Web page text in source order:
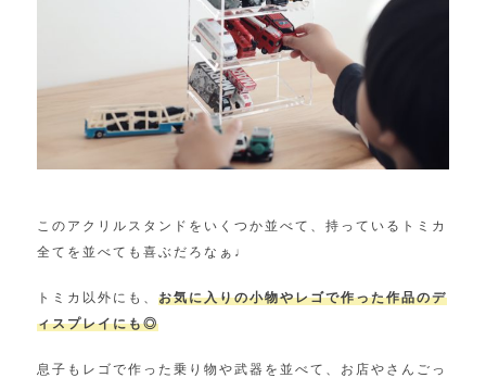
このアクリルスタンドをいくつか並べて、持っているトミカ
全てを並べても喜ぶだろなぁ♩
トミカ以外にも、 お気に入りの小物やレゴで作った作品のデ
ィスプレイにも◎
息子もレゴで作った乗り物や武器を並べて、お店やさんごっ